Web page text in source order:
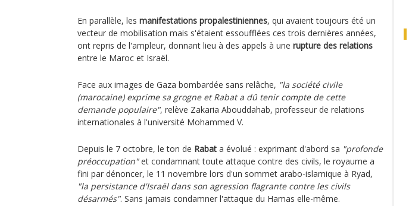
En parallèle, les manifestations propalestiniennes, qui avaient toujours été un
vecteur de mobilisation mais s'étaient essoufflées ces trois dernières années,
ont repris de l'ampleur, donnant lieu à des appels à une rupture des relations
entre le Maroc et Israël.
Face aux images de Gaza bombardée sans relâche, "la société civile
(marocaine) exprime sa grogne et Rabat a dû tenir compte de cette
demande populaire", relève Zakaria Abouddahab, professeur de relations
internationales à l'université Mohammed V.
Depuis le 7 octobre, le ton de Rabat a évolué : exprimant d'abord sa "profonde
préoccupation"et condamnant toute attaque contre des civils, le royaume a
fini par dénoncer, le 11 novembre lors d'un sommet arabo-islamique à Ryad,
"la persistance d'Israël dans son agression flagrante contre les civils
désarmés". Sans jamais condamner l'attaque du Hamas elle-même.